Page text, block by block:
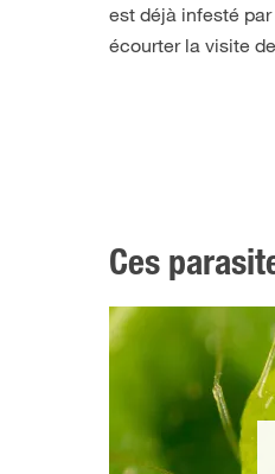
est déjà infesté
écourter la visite
Ces